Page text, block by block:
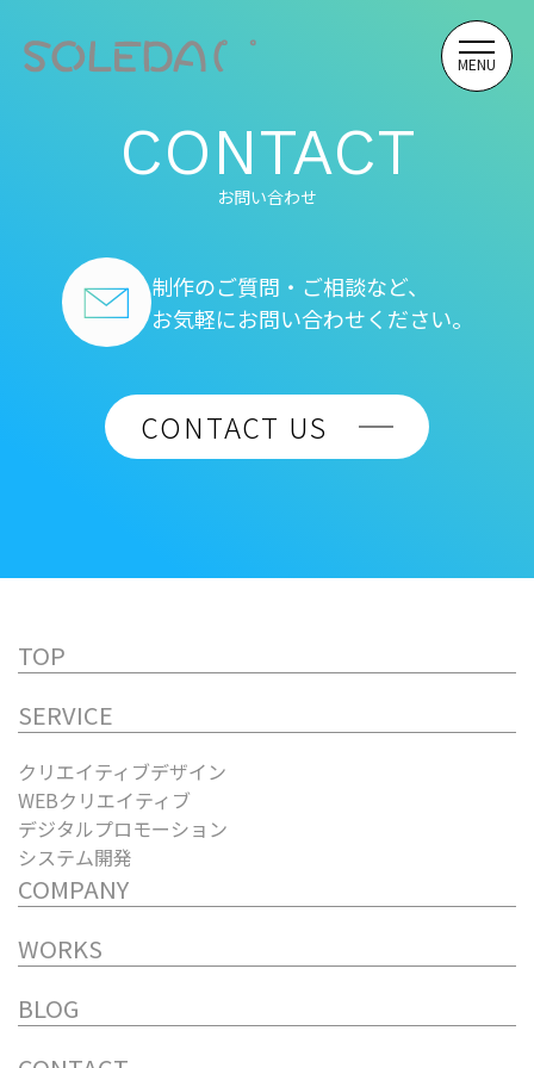
MENU
CONTACT
お問い合わせ
制作のご質問・ご相談など、
お気軽にお問い合わせください。
CONTACT US
TOP
SERVICE
クリエイティブデザイン
WEBクリエイティブ
デジタルプロモーション
システム開発
COMPANY
WORKS
BLOG